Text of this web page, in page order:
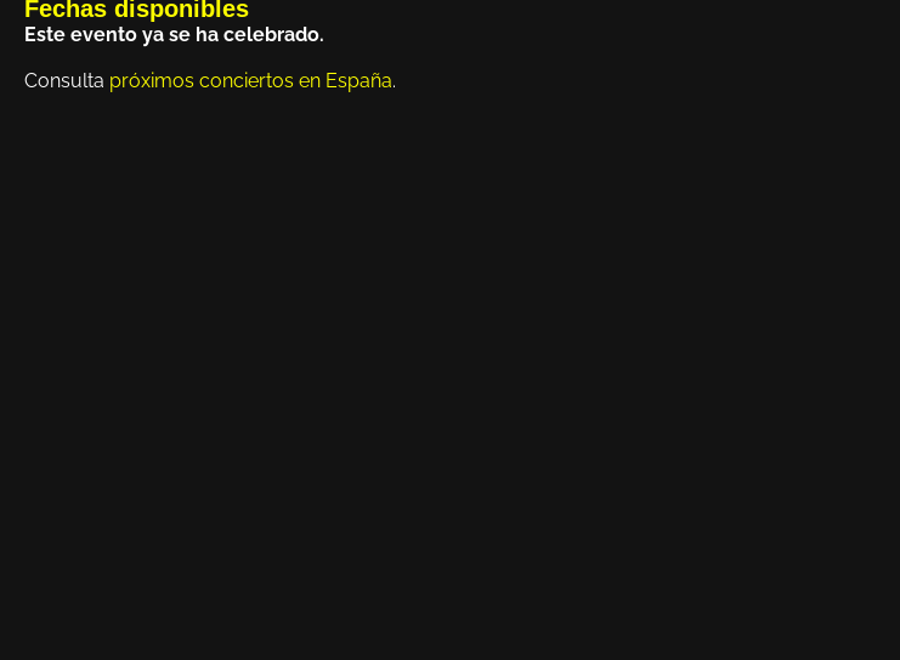
Fechas disponibles
Este evento ya se ha celebrado.
Consulta próximos conciertos en España.